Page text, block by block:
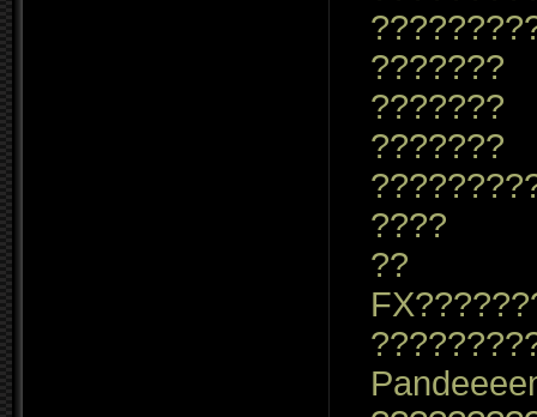
???????
???????
???????
????
??